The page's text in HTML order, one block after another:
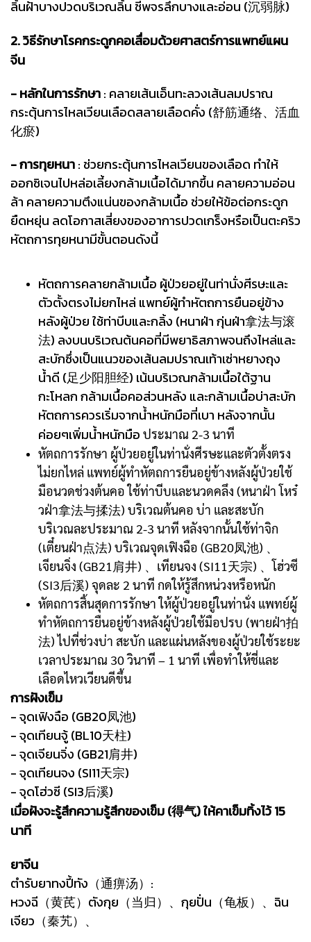
ลิ้นฝ้าบางปวดบริเวณลิ้น ชีพจรลึกบางและอ่อน (沉弱脉)
2. วิธีรักษาโรคกระดูกคอเสื่อมด้วยศาสตร์การแพทย์แผน
จีน
- หลักในการรักษา: คลายเส้นเอ็นทะลวงเส้นลมปราณ
กระตุ้นการไหลเวียนเลือดสลายเลือดคั่ง (舒筋通络、活血
化瘀)
- การทุยหนา: ช่วยกระตุ้นการไหลเวียนของเลือด ทำให้
ออกซิเจนไปหล่อเลี้ยงกล้ามเนื้อได้มากขึ้น คลายความอ่อน
ล้า คลายความตึงแน่นของกล้ามเนื้อ ช่วยให้ข้อต่อกระดูก
ยืดหยุ่น ลดโอกาสเสี่ยงของอาการปวดเกร็งหรือเป็นตะคริว
หัตถการทุยหนามีขั้นตอนดังนี้
หัตถการคลายกล้ามเนื้อ ผู้ป่วยอยู่ในท่านั่งศีรษะและ
ตัวตั้งตรงไม่ยกไหล่ แพทย์ผู้ทำหัตถการยืนอยู่ข้าง
หลังผู้ป่วย ใช้ท่าบีบและกลิ้ง (หนาฝ่า กุ่นฝ่า拿法与滚
法) ลงบนบริเวณต้นคอที่มีพยาธิสภาพจนถึงไหล่และ
สะบักซึ่งเป็นแนวของเส้นลมปราณเท้าเซ่าหยางถุง
น้ำดี (足少阳胆经) เน้นบริเวณกล้ามเนื้อใต้ฐาน
กะโหลก กล้ามเนื้อคอส่วนหลัง และกล้ามเนื้อบ่าสะบัก
หัตถการควรเริ่มจากน้ำหนักมือที่เบา หลังจากนั้น
ค่อยๆเพิ่มน้ำหนักมือ ประมาณ 2-3 นาที
หัตถการรักษา ผู้ป่วยอยู่ในท่านั่งศีรษะและตัวตั้งตรง
ไม่ยกไหล่ แพทย์ผู้ทำหัตถการยืนอยู่ข้างหลังผู้ป่วยใช้
มือนวดช่วงต้นคอ ใช้ท่าบีบและนวดคลึง (หนาฝ่า โหร๋
วฝ่า拿法与揉法) บริเวณต้นคอ บ่า และสะบัก
บริเวณละประมาณ 2-3 นาที หลังจากนั้นใช้ท่าจิก
(เตี๋ยนฝ่า点法) บริเวณจุดเฟิงฉือ (GB20凤池) 、
เจียนจิ่ง (GB21肩井) 、เทียนจง (SI11天宗) 、โฮ่วซี
(SI3后溪) จุดละ 2 นาที กดให้รู้สึกหน่วงหรือหนัก
หัตถการสิ้นสุดการรักษา ให้ผู้ป่วยอยู่ในท่านั่ง แพทย์ผู้
ทำหัตถการยืนอยู่ข้างหลังผู้ป่วยใช้มือปรบ (พายฝ่า拍
法) ไปที่ช่วงบ่า สะบัก และแผ่นหลังของผู้ป่วยใช้ระยะ
เวลาประมาณ 30 วินาที – 1 นาที เพื่อทำให้ชี่และ
เลือดไหวเวียนดีขึ้น
การฝังเข็ม
- จุดเฟิงฉือ (GB20凤池)
- จุดเทียนจู้ (BL10天柱)
- จุดเจียนจิ่ง (GB21肩井)
- จุดเทียนจง (SI11天宗)
- จุดโฮ่วซี (SI3后溪)
เมื่อฝังจะรู้สึกความรู้สึกของเข็ม (得气) ให้คาเข็มทิ้งไว้ 15
นาที
ยาจีน
ตำรับยาทงปี้ทัง（通痹汤）:
หวงฉี（黄芪）ตังกุย（当归）、กุยปั่น（龟板）、ฉิน
เจียว（秦艽）、